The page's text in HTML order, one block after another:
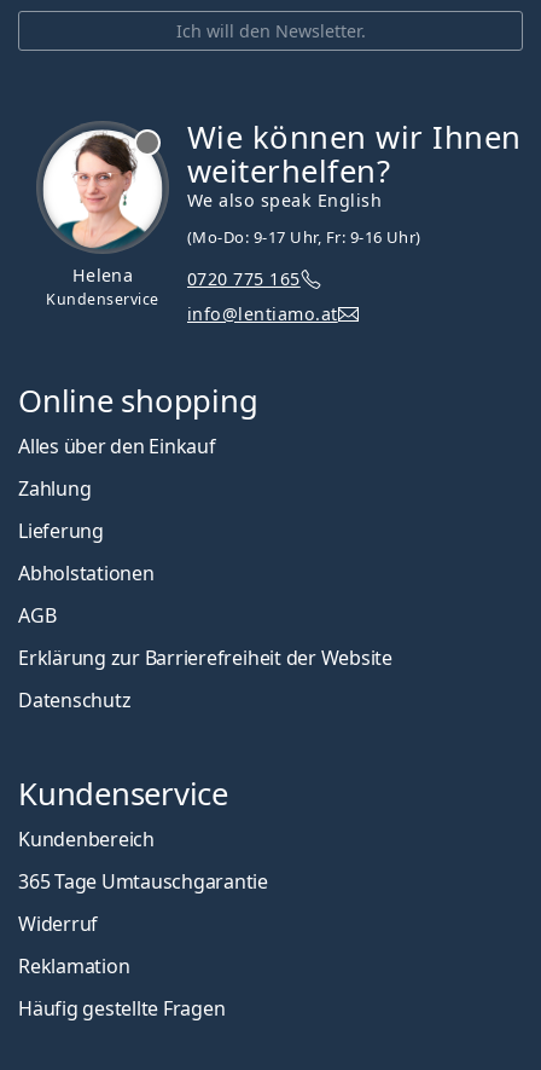
Ich will den Newsletter.
Helena
Kundenservice
Wie können wir Ihnen
weiterhelfen?
We also speak English
(Mo-Do: 9-17 Uhr, Fr: 9-16 Uhr)
0720 775 165
info@lentiamo.at
Online shopping
Alles über den Einkauf
Zahlung
Lieferung
Abholstationen
AGB
Erklärung zur Barrierefreiheit der Website
Datenschutz
Kundenservice
Kundenbereich
365 Tage Umtauschgarantie
Widerruf
Reklamation
Häufig gestellte Fragen